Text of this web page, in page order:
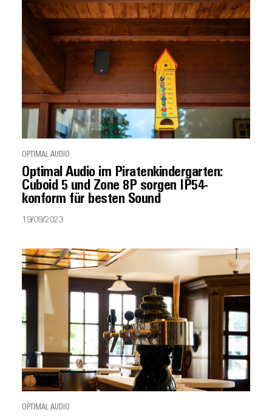
OPTIMAL AUDIO
Optimal Audio im Piratenkindergarten:
Cuboid 5 und Zone 8P sorgen IP54-
konform für besten Sound
19/09/2023
OPTIMAL AUDIO